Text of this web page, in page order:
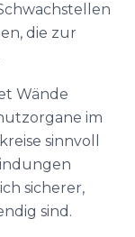
die zur
Wände
im
sinnvoll
sicherer,
sind.